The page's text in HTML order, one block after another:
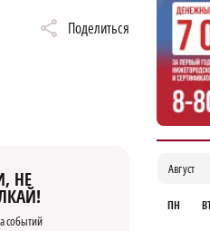
Поделиться
НЕ
событий
ПН